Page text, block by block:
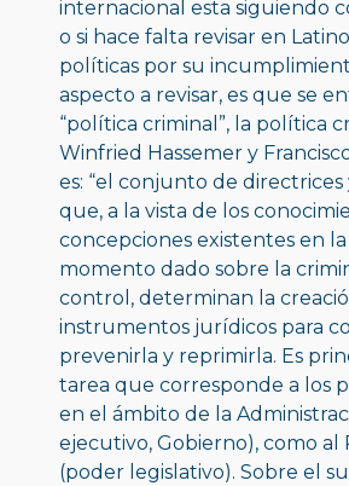
internacional esta siguiendo
o si hace falta revisar en
políticas por su
aspecto a revisar, es que se
“política criminal”, la política
Winfried Hassemer y
es: “el conjunto de directrices
que, a la vista de los
concepciones existentes en
momento dado sobre la
control, determinan la
instrumentos jurídicos para
prevenirla y reprimirla. Es
tarea que corresponde a los
en el ámbito de la
ejecutivo, Gobierno), como al
(poder legislativo). Sobre el